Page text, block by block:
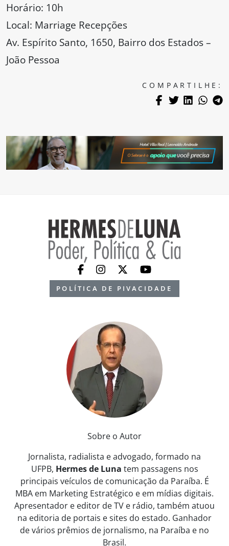
Horário: 10h
Local: Marriage Recepções
Av. Espírito Santo, 1650, Bairro dos Estados –
João Pessoa
COMPARTILHE:
POLÍTICA DE PIVACIDADE
Sobre o Autor
Jornalista, radialista e advogado, formado na
UFPB, Hermes de Luna tem passagens nos
principais veículos de comunicação da Paraíba. É
MBA em Marketing Estratégico e em mídias digitais.
Apresentador e editor de TV e rádio, também atuou
na editoria de portais e sites do estado. Ganhador
de vários prêmios de jornalismo, na Paraíba e no
Brasil.